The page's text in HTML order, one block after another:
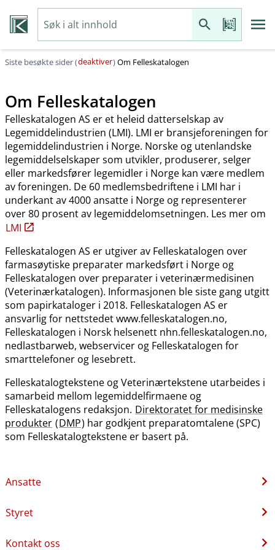
Siste besøkte sider (deaktiver)Om Felleskatalogen
Om Felleskatalogen
Felleskatalogen AS er et heleid datterselskap av
Legemiddelindustrien (LMI). LMI er bransjeforeningen for
legemiddelindustrien i Norge. Norske og utenlandske
legemiddelselskaper som utvikler, produserer, selger
eller markedsfører legemidler i Norge kan være medlem
av foreningen. De 60 medlemsbedriftene i LMI har i
underkant av 4000 ansatte i Norge og representerer
over 80 prosent av legemiddelomsetningen. Les mer om
LMI
Felleskatalogen AS er utgiver av Felleskatalogen over
farmasøytiske preparater markedsført i Norge og
Felleskatalogen over preparater i veterinærmedisinen
(Veterinærkatalogen). Informasjonen ble siste gang utgitt
som papirkataloger i 2018. Felleskatalogen AS er
ansvarlig for nettstedet www.felleskatalogen.no,
Felleskatalogen i Norsk helsenett nhn.felleskatalogen.no,
nedlastbarweb, webservicer og Felleskatalogen for
smarttelefoner og lesebrett.
Felleskatalogtekstene og Veterinærtekstene utarbeides i
samarbeid mellom legemiddelfirmaene og
Felleskatalogens redaksjon. Direktoratet for medisinske
produkter (DMP) har godkjent preparatomtalene (SPC)
som Felleskatalogtekstene er basert på.
Ansatte
Styret
Kontakt oss